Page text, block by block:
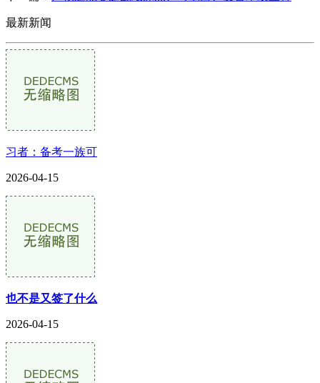
最新新闻
习者：备考一族可
2026-04-15
也不是又签了什么
2026-04-15